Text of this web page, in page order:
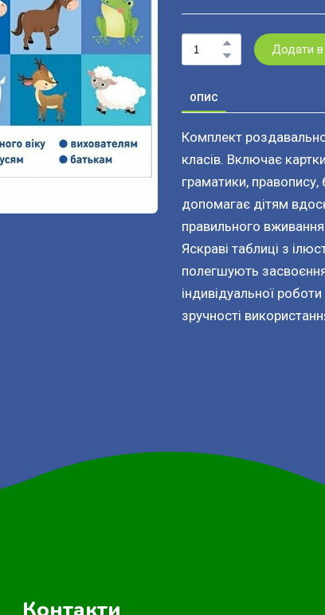
Додати
ОПИС
Комплект
класів. Включає
граматики,
допомагає дітям
правильного
Яскраві таблиці з
полегшують
індивідуальної
зручності